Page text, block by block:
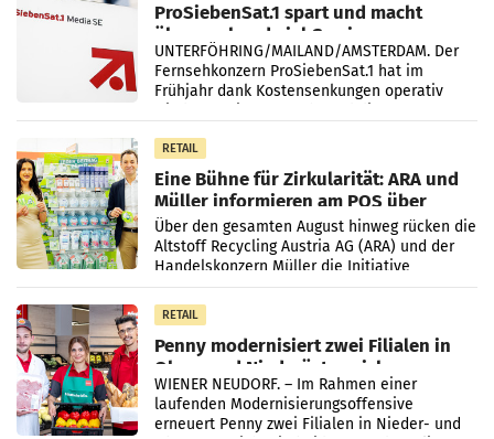
ProSiebenSat.1 spart und macht
überraschend viel Gewinn
UNTERFÖHRING/MAILAND/AMSTERDAM. Der
Fernsehkonzern ProSiebenSat.1 hat im
Frühjahr dank Kostensenkungen operativ
RETAIL
Eine Bühne für Zirkularität: ARA und
Müller informieren am POS über
Kreislauffähigkeit
Über den gesamten August hinweg rücken die
Altstoff Recycling Austria AG (ARA) und der
Handelskonzern Müller die Initiative
„Kreislauf-Helden“ in allen österreichischen
Müller-Filialen
RETAIL
Penny modernisiert zwei Filialen in
Ober- und Niederösterreich
WIENER NEUDORF. – Im Rahmen einer
laufenden Modernisierungsoffensive
erneuert Penny zwei Filialen in Nieder- und